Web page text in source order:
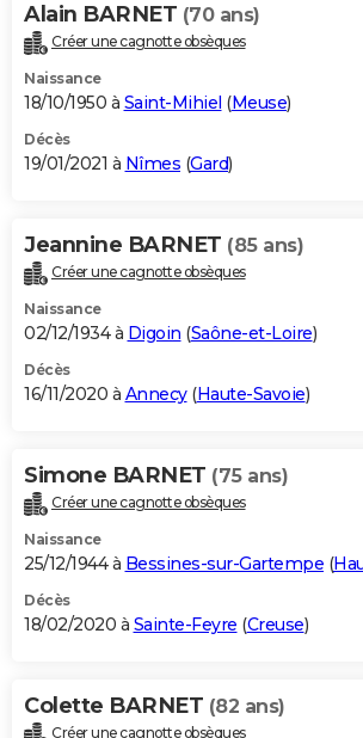
Alain BARNET (70 ans)
Créer une cagnotte obsèques
Naissance
18/10/1950 à Saint-Mihiel (Meuse)
Décès
19/01/2021 à Nîmes (Gard)
Jeannine BARNET (85 ans)
Créer une cagnotte obsèques
Naissance
02/12/1934 à Digoin (Saône-et-Loire)
Décès
16/11/2020 à Annecy(Haute-Savoie)
Simone BARNET (75 ans)
Créer une cagnotte obsèques
Naissance
25/12/1944 à Bessines-sur-Gartempe (
Décès
18/02/2020 à Sainte-Feyre (Creuse)
Colette BARNET (82 ans)
Créer une cagnotte obsèques